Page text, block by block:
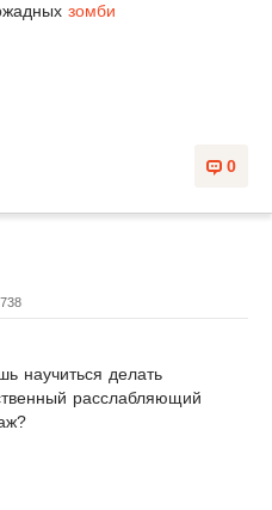
зомби
0
738
научиться делать
расслабляющий